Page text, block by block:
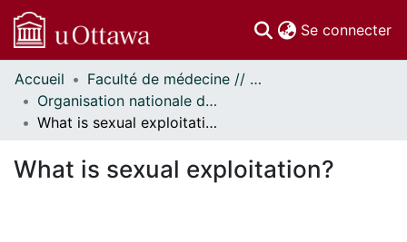
Se connecter
Communautés
et collections
Parcourir
À propos
Accueil
Faculté de médecine // Faculty of Medicine
Organisation nationale de la santé autochtone // National Aboriginal Health Organization
What is sexual exploitation?
What is sexual exploitation?